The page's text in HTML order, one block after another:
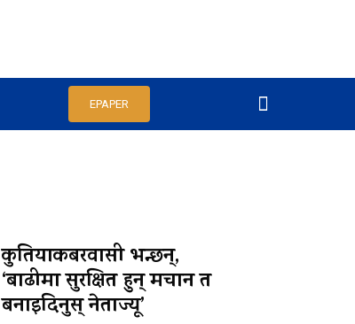
EPAPER
कुतियाकबरवासी भन्छन्,
‘बाढीमा सुरक्षित हुन् मचान त
बनाइदिनुस् नेताज्यू’